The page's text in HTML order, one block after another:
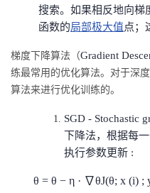
的
博
我
的
我
学
堂
持
我
搜索。如果相反地向梯
函数的局部极大值点；
梯度下降算法（Gradient
练最常用的优化算法。对于深
算法来进行优化训练的。
SGD - Stochastic
下降法，根据每
执行参数更新 :
θ = θ − η · ∇θJ(θ; x (i) ;